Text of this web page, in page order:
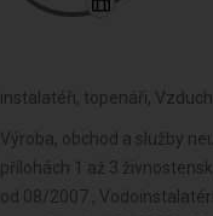
instalatéři, topenáři,
Výroba, obchod a služby
přílohách 1 až 3
od 08/2007 ,